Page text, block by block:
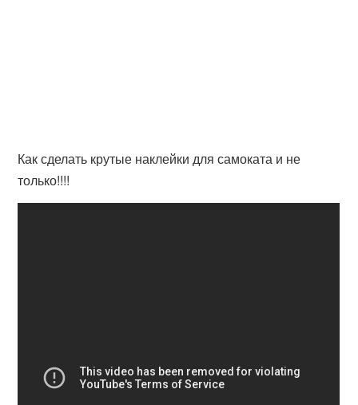
Как сделать крутые наклейки для самоката и не
только!!!!